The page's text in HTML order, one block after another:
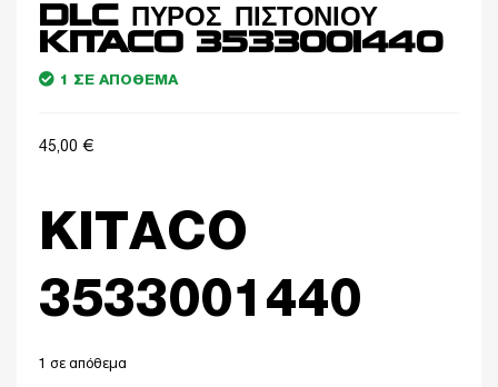
DLC ΠΥΡΟΣ ΠΙΣΤΟΝΙΟΥ
KITACO 3533001440
1 ΣΕ ΑΠΌΘΕΜΑ
45,00 €
KITACO
3533001440
1 σε απόθεμα